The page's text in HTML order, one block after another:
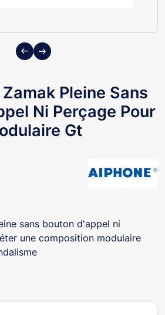
Next
Pleine Sans
Ni Perçage Pour
Gt
sans bouton d'appel ni
une composition modulaire